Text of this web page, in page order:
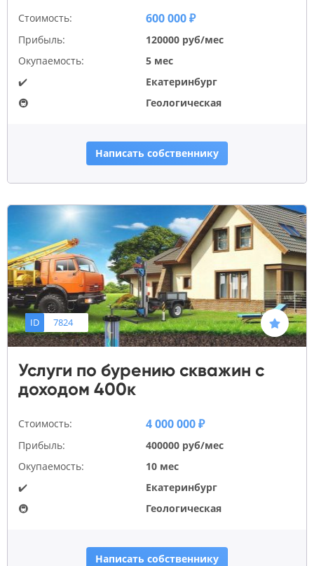
Стоимость: 600 000 ₽
Прибыль:
120000 руб/мес
Окупаемость:
5 мес
✔️
Екатеринбург
🚇
Геологическая
Написать собственнику
ID 7824
Услуги по бурению скважин с
доходом 400к
Стоимость: 4 000 000 ₽
Прибыль:
400000 руб/мес
Окупаемость:
10 мес
✔️
Екатеринбург
🚇
Геологическая
Написать собственнику